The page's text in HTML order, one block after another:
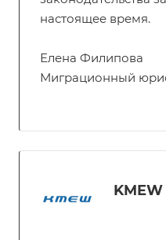
настоящее время.
Елена Филипова
Миграционный
KMEW